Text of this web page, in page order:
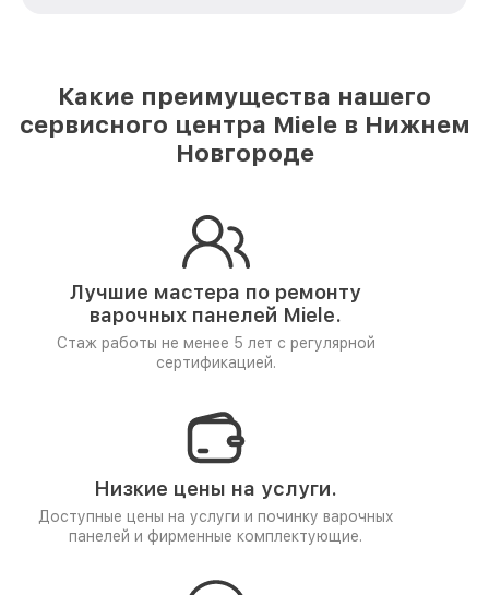
Какие преимущества нашего
сервисного центра Miele в Нижнем
Новгороде
Лучшие мастера по ремонту
варочных панелей Miele.
Стаж работы не менее 5 лет с регулярной
сертификацией.
Низкие цены на услуги.
Доступные цены на услуги и починку варочных
панелей и фирменные комплектующие.